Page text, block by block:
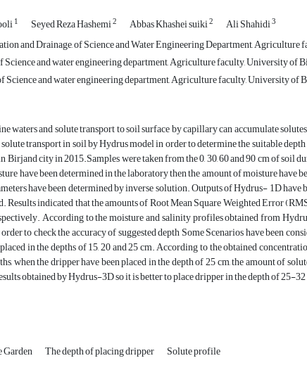
1 Seyed Reza Hashemi2 Abbas Khashei suiki2 Ali Shahidi3
and Drainage, of Science and Water Engineering Department,
Science and water engineering department, Agriculture faculty, University of
Science and water engineering department, Agriculture faculty, University of
waters and solute transport to soil surface by capillary can accumulate
transport in soil by Hydrus model in order to determine the suitable
city in 2015.Samples were taken from the 0, 30, 60 and 90 cm of soil
have been determined in the laboratory then the amount of moisture have
have been determined by inverse solution. Outputs of Hydrus- 1D
Results indicated that the amounts of Root Mean Square Weighted Error
According to the moisture and salinity profiles obtained from
to check the accuracy of suggested depth Some Scenarios have been
in the depths of 15, 20 and 25 cm. According to the obtained
when the dripper have been placed in the depth of 25 cm, the amount of
obtained by Hydrus-3D so it is better to place dripper in the depth of 25-
Garden The depth of placing dripper Solute profile